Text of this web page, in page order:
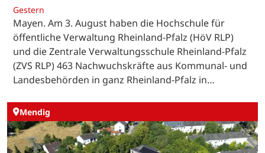
Gestern
Mayen. Am 3. August haben die Hochschule für
öffentliche Verwaltung Rheinland-Pfalz (HöV RLP)
und die Zentrale Verwaltungsschule Rheinland-Pfalz
(ZVS RLP) 463 Nachwuchskräfte aus Kommunal- und
Landesbehörden in ganz Rheinland-Pfalz in…
Mendig